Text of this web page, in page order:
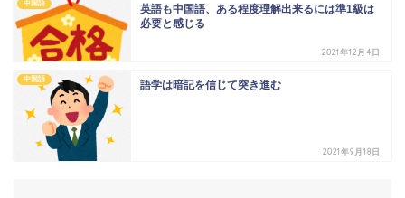
中国語
英語も中国語、ある程度理解出来るには準1級は
必要と感じる
2021年12月4日
中国語 語学は暗記を信じて突き進む
2021年9月18日